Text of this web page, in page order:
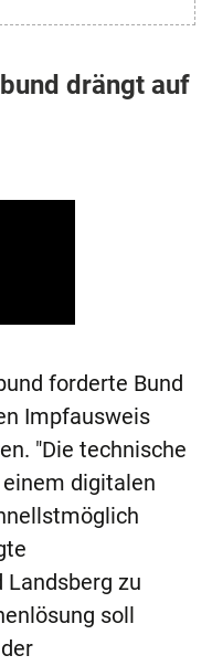
drängt auf
forderte Bund
Impfausweis
"Die technische
digitalen
zu
soll